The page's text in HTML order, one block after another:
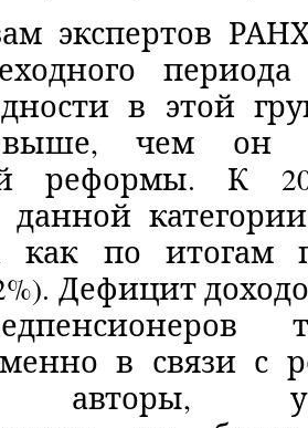
экспертов
в этой
выше, чем
реформы. К
данной
как по итогам
Дефицит
в связи с
авторы,